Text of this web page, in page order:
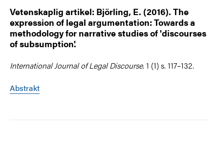
Vetenskaplig artikel: Björling, E. (2016). The
expression of legal argumentation: Towards a
methodology for narrative studies of 'discourses
of subsumption'.
International Journal of Legal Discourse. 1 (1) s. 117–132.
Abstrakt